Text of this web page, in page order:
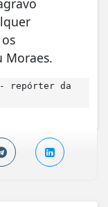
Moraes.
repórter da